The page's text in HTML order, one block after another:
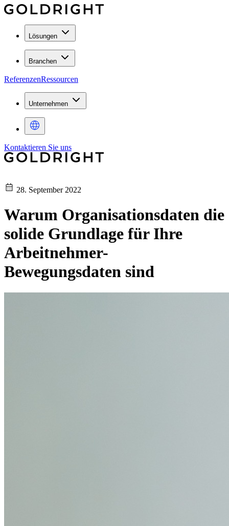
Lösungen
Branchen
ReferenzenRessourcen
Unternehmen
Kontaktieren Sie uns
28. September 2022
Warum Organisationsdaten die
solide Grundlage für Ihre
Arbeitnehmer-
Bewegungsdaten sind